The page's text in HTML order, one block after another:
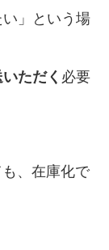
い」という場
ただく 必要
、在庫化で